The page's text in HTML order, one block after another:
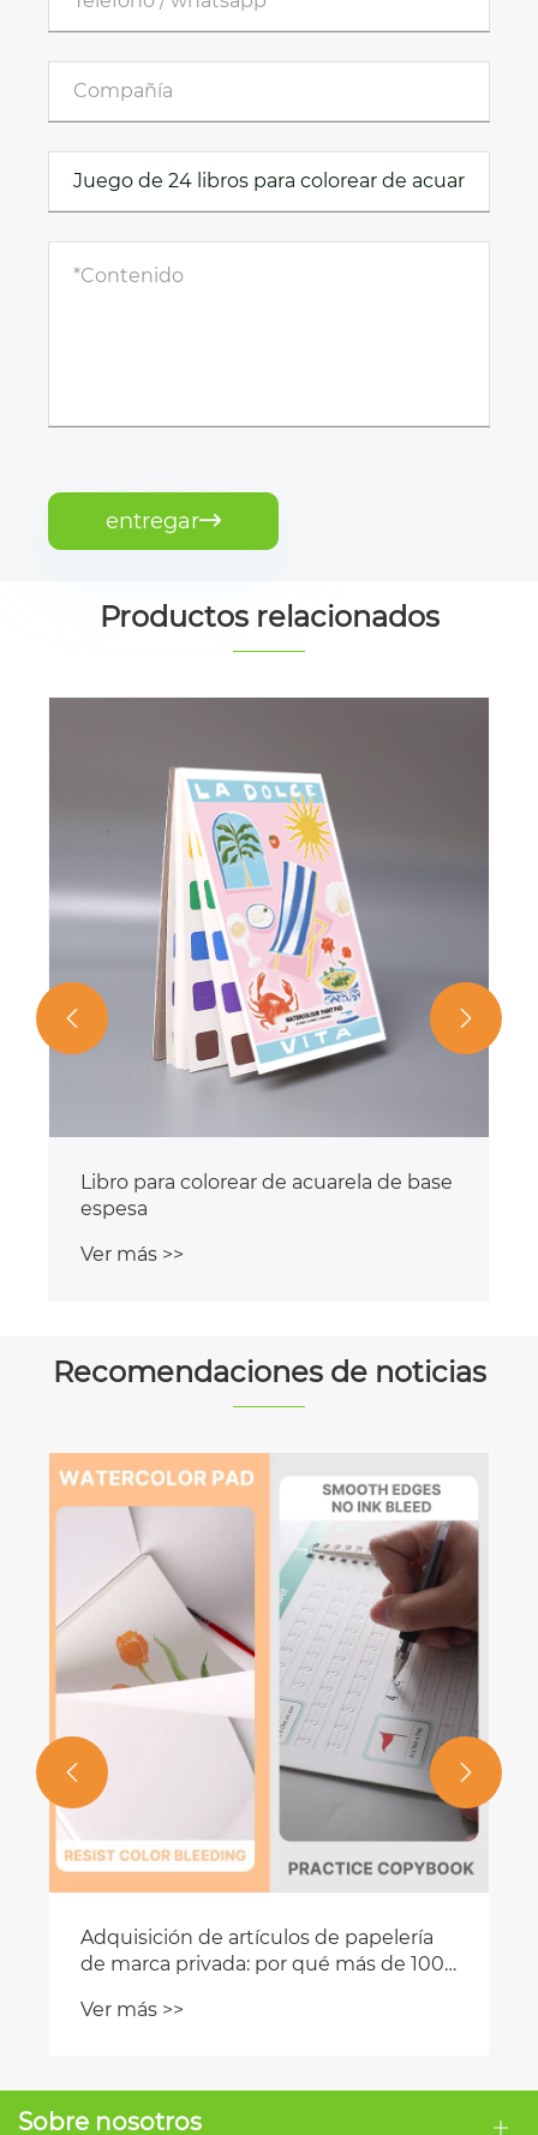
entregar
Productos relacionados
Libro de pintura de acuarela de jardín
de infantes
Ver más >>
 
Recomendaciones de noticias
El secreto detrás del papel
Ver más >>
 
Sobre nosotros